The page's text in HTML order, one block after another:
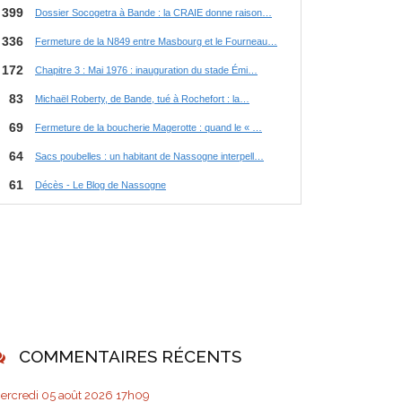
COMMENTAIRES RÉCENTS
05 août 2026 17h09